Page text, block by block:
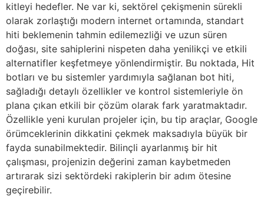
kitleyi hedefler. Ne var ki, sektörel çekişmenin sürekli
olarak zorlaştığı modern internet ortamında, standart
hiti beklemenin tahmin edilemezliği ve uzun süren
doğası, site sahiplerini nispeten daha yenilikçi ve etkili
alternatifler keşfetmeye yönlendirmiştir. Bu noktada, Hit
botları ve bu sistemler yardımıyla sağlanan bot hiti,
sağladığı detaylı özellikler ve kontrol sistemleriyle ön
plana çıkan etkili bir çözüm olarak fark yaratmaktadır.
Özellikle yeni kurulan projeler için, bu tip araçlar, Google
örümceklerinin dikkatini çekmek maksadıyla büyük bir
fayda sunabilmektedir. Bilinçli ayarlanmış bir hit
çalışması, projenizin değerini zaman kaybetmeden
artırarak sizi sektördeki rakiplerin bir adım ötesine
geçirebilir.